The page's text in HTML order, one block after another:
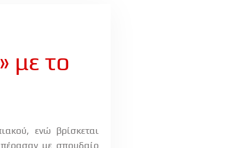
με το
ενώ βρίσκεται
με σπουδαίο